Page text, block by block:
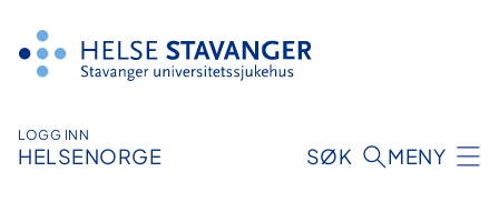
innhold
LOGG INN
HELSENORGE SØK MENY